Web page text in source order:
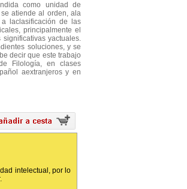
como unidad de
atiende al orden, ala
laclasificación de las
principalmente el
yactuales.
soluciones, y se
decir que este trabajo
Filología, en clases
aextranjeros y en
intelectual, por lo